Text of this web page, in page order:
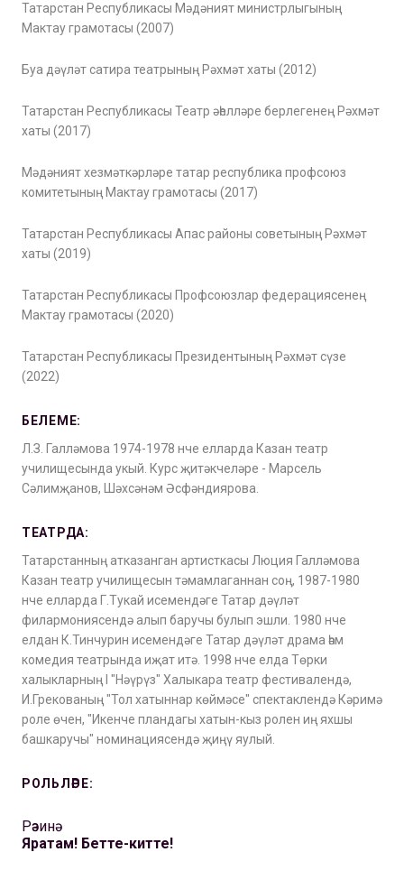
Татарстан Республикасы Мәдәният министрлыгының
Мактау грамотасы (2007)
Буа дәүләт сатира театрының Рәхмәт хаты (2012)
Татарстан Республикасы Театр әһелләре берлегенең Рәхмәт
хаты (2017)
Мәдәният хезмәткәрләре татар республика профсоюз
комитетының Мактау грамотасы (2017)
Татарстан Республикасы Апас районы советының Рәхмәт
хаты (2019)
Татарстан Республикасы Профсоюзлар федерациясенең
Мактау грамотасы (2020)
Татарстан Республикасы Президентының Рәхмәт сүзе
(2022)
БЕЛЕМЕ:
Л.З. Галләмова 1974-1978 нче елларда Казан театр
училищесында укый. Курс җитәкчеләре - Марсель
Сәлимҗанов, Шәхсәнәм Әсфәндиярова.
ТЕАТРДА:
Татарстанның атказанган артисткасы Люция Галләмова
Казан театр училищесын тәмамлаганнан соң, 1987-1980
нче елларда Г.Тукай исемендәге Татар дәүләт
филармониясендә алып баручы булып эшли. 1980 нче
елдан К.Тинчурин исемендәге Татар дәүләт драма һәм
комедия театрында иҗат итә. 1998 нче елда Төрки
халыкларның I "Нәүрүз" Халыкара театр фестивалендә,
И.Грекованың "Тол хатыннар көймәсе" спектаклендә Кәримә
роле өчен, "Икенче пландагы хатын-кыз ролен иң яхшы
башкаручы" номинациясендә җиңү яулый.
РОЛЬЛӘРЕ:
Рәзинә
Яратам! Бетте-китте!